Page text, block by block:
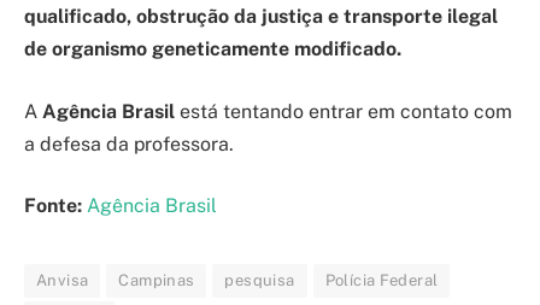
qualificado, obstrução da justiça e transporte ilegal
de organismo geneticamente modificado.
A Agência Brasil está tentando entrar em contato com
a defesa da professora.
Fonte: Agência Brasil
Anvisa Campinas pesquisa Polícia Federal